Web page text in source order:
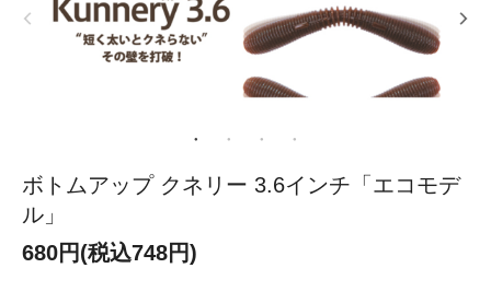
ボトムアップ クネリー 3.6インチ「エコモデ
ル」
680円(税込748円)